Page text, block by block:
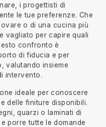
i progettisti di
le tue preferenze. Che
o di una cucina più
vagliato per capire quali
confronto è
di fiducia e per
valutando insieme
intervento.
ideale per conoscere
delle finiture disponibili.
quarzi o laminati di
porre tutte le domande